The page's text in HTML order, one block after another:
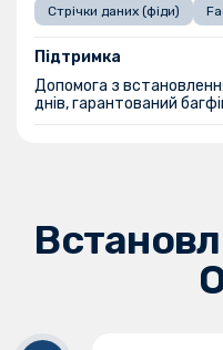
Стрічки даних (фіди)
Підтримка
Допомога з
днів, гарантований